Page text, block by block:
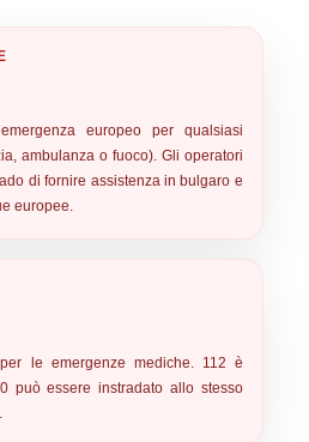
europeoper qualsiasi
ambulanza o fuoco). Gli operatori
di fornire assistenza in bulgaro e
europee.
le emergenze mediche. 112 è
può essere instradato allo stesso